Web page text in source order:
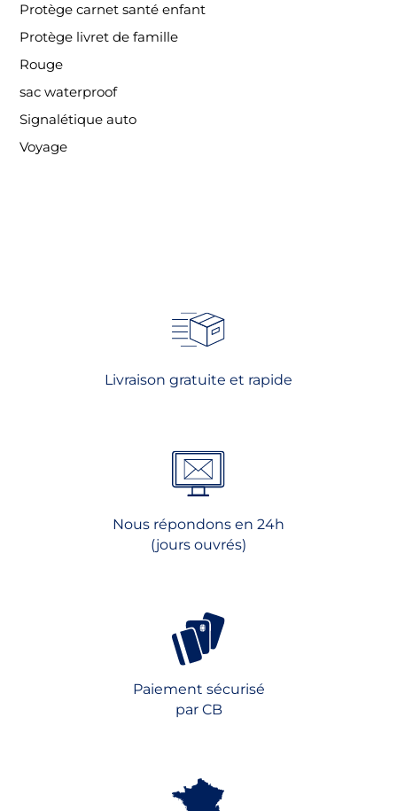
Protège carnet santé enfant
Protège livret de famille
Rouge
sac waterproof
Signalétique auto
Voyage
Livraison gratuite et rapide
Nous répondons en 24h
(jours ouvrés)
Paiement sécurisé
par CB